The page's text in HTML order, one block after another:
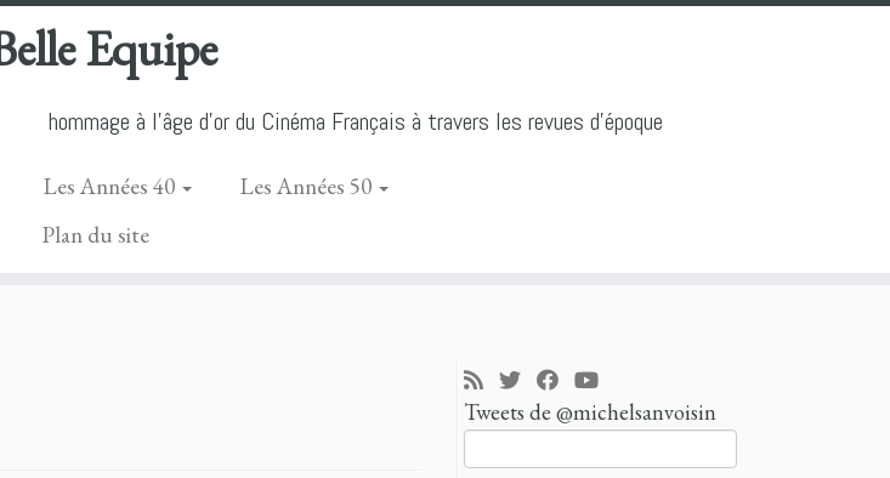
Equipe
hommage à l'âge d'or du Cinéma Français à travers les revues d'époque
Les Années 40
Les Années 50
Plan du site
Tweets de @michelsanvoisin